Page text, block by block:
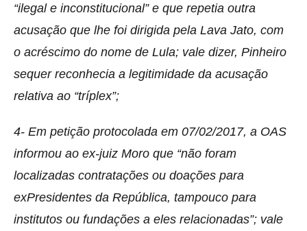
“ilegal e inconstitucional” e que repetia outra
acusação que lhe foi dirigida pela Lava Jato, com
o acréscimo do nome de Lula; vale dizer, Pinheiro
sequer reconhecia a legitimidade da acusação
relativa ao “tríplex”;
4- Em petição protocolada em 07/02/2017, a OAS
informou ao ex-juiz Moro que “não foram
localizadas contratações ou doações para
exPresidentes da República, tampouco para
institutos ou fundações a eles relacionadas”; vale